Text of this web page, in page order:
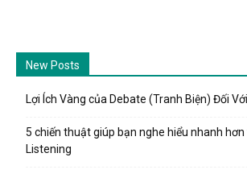
New Posts
Lợi Ích Vàng của Debate (Tranh Biện) Đối
5 chiến thuật giúp bạn nghe hiểu nhanh hơn
Listening